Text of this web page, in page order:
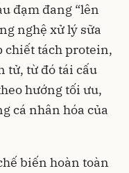
đạm đang “lên
nghệ xử lý sữa
chiết tách protein,
tử, từ đó tái cấu
hướng tối ưu,
cá nhân hóa của
biến hoàn toàn